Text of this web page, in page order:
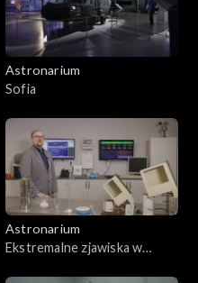
Astronarium
Sofia
Astronarium
Ekstremalne zjawiska w